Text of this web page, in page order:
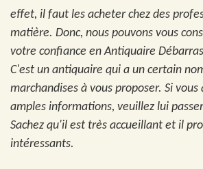
effet, il faut les acheter chez des
matière. Donc, nous pouvons vous
votre confiance en Antiquaire
C'est un antiquaire qui a un certain
marchandises à vous proposer. Si vous
amples informations, veuillez lui
Sachez qu'il est très accueillant et il
intéressants.